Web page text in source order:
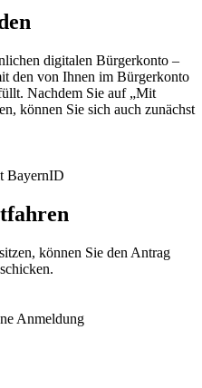
digitalen Bürgerkonto –
den von Ihnen im Bürgerkonto
Nachdem Sie auf „Mit
können Sie sich auch zunächst
BayernID
können Sie den Antrag
Anmeldung